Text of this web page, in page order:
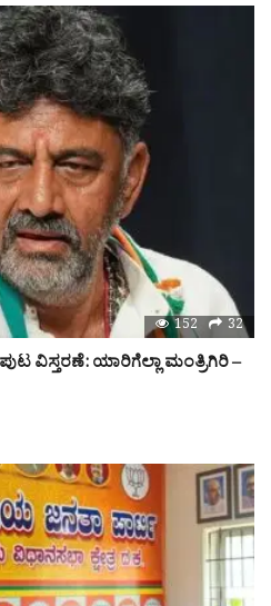
152 32
ವಿಸ್ತರಣೆ: ಯಾರಿಗೆಲ್ಲಾ ಮಂತ್ರಿಗಿರಿ –